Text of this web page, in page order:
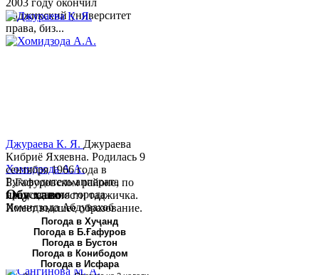
Таджикский университет
права, биз...
Хомидзода А.А.
Руководитель аппарата
председателя города
Хомидзода Абдувахоб
Абдумаджид родился 8
июня 1978 года в городе
Худжанде. По
национальности...
Джураева К. Я. Джураева
Кибриё Яхяевна. Родилась 9
сентября 1966 года в
Б.Гафуровском районе, по
национальности таджичка.
Имеет высшее образование.
В 1997 ...
Обу хаво
Погода в Хуҷанд
Погода в Б.Ғафуров
Погода в Бустон
Погода в Конибодом
Погода в Исфара